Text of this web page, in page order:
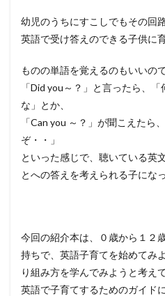
幼児のうちにすこしでもその回
英語で受け答えのできる子供に
ものの単語を覚えるのもいいので
「Did you～？」と言ったら、
な」とか、
「Can you ～？」が聞こえたら
ぞ・・」
といった感じで、聴いている英
とへの答えを考えられる子にな
今回の紹介本は、０歳から１２
持ちで、英語子育てを始めてみ
り組み方を学んでみようと考え
英語で子育てするためのガイド